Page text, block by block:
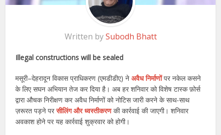
Written bySubodh Bhatt
Illegal constructions will be sealed
मसूरी–देहरादून विकास प्राधिकरण (एमडीडीए) नेअवैध निर्माणोंपर नकेल कसने
के लिए सघन अभियान तेज कर दिया है। अब हर शनिवार को विशेष टास्क फ़ोर्स
द्वारा औचक निरीक्षण कर अवैध निर्माणों को नोटिस जारी करने के साथ-साथ
ज़रूरत पड़ने परसीलिंग और ध्वस्तीकरणकी कार्रवाई की जाएगी। शनिवार
अवकाश होने पर यह कार्रवाई शुक्रवार को होगी।